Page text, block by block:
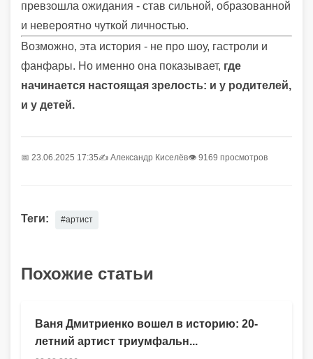
превзошла ожидания - став сильной, образованной
и невероятно чуткой личностью.
Возможно, эта история - не про шоу, гастроли и
фанфары. Но именно она показывает, где
начинается настоящая зрелость: и у родителей,
и у детей.
📅 23.06.2025 17:35✍️ Александр Киселёв👁 9169 просмотров
Теги: #артист
Похожие статьи
Ваня Дмитриенко вошел в историю: 20-
летний артист триумфальн...